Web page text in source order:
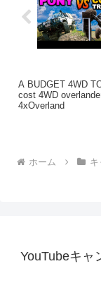
A BUDGET 4WD
cost 4WD
4xOverland
ホーム
YouTubeキャ